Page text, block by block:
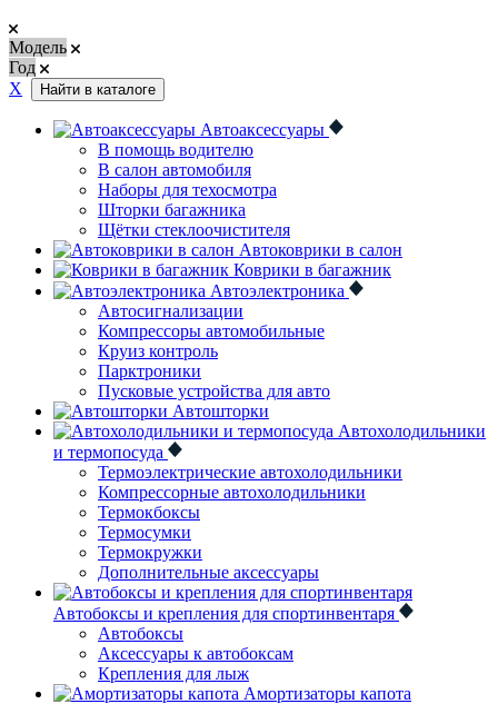
Модель
Год
Х
Найти в каталоге
Автоаксессуары
В помощь водителю
В салон автомобиля
Наборы для техосмотра
Шторки багажника
Щётки стеклоочистителя
Автоковрики в салон
Коврики в багажник
Автоэлектроника
Автосигнализации
Компрессоры автомобильные
Круиз контроль
Парктроники
Пусковые устройства для авто
Автошторки
Автохолодильники
и термопосуда
Термоэлектрические автохолодильники
Компрессорные автохолодильники
Термокбоксы
Термосумки
Термокружки
Дополнительные аксессуары
Автобоксы и крепления для спортинвентаря
Автобоксы
Аксессуары к автобоксам
Крепления для лыж
Амортизаторы капота